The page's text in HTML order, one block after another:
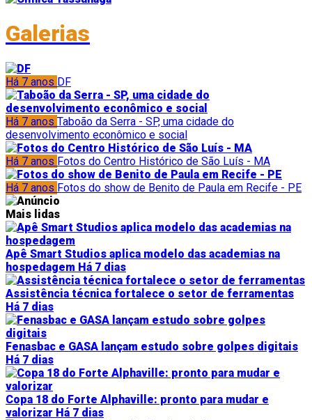
Galerias
Há 7 anos DF
Há 7 anos Taboão da Serra - SP, uma cidade do
desenvolvimento econômico e social
Há 7 anos Fotos do Centro Histórico de São Luís - MA
Há 7 anos Fotos do show de Benito de Paula em Recife - PE
Mais lidas
Apê Smart Studios aplica modelo das academias na
hospedagem Há 7 dias
Assistência técnica fortalece o setor de ferramentas
Há 7 dias
Fenasbac e GASA lançam estudo sobre golpes digitais
Há 7 dias
Copa 18 do Forte Alphaville: pronto para mudar e
valorizar Há 7 dias